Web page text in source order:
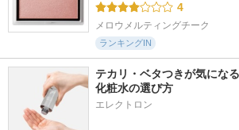
4
メロウメルティングチーク
ランキングIN
テカリ・ベタつきが気にな
化粧水の選び方
エレクトロン